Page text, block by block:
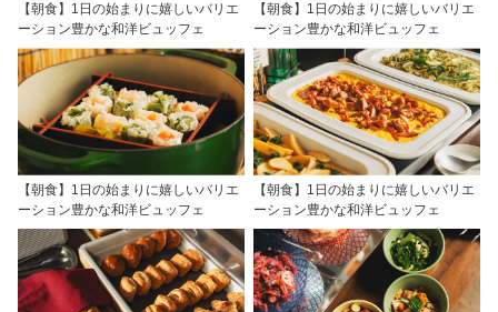
【朝食】1日の始まりに嬉しいバリエ
ーション豊かな和洋ビュッフェ
【朝食】1日の始まりに嬉しいバリエ
ーション豊かな和洋ビュッフェ
【朝食】1日の始まりに嬉しいバリエ
ーション豊かな和洋ビュッフェ
【朝食】1日の始まりに嬉しいバリエ
ーション豊かな和洋ビュッフェ